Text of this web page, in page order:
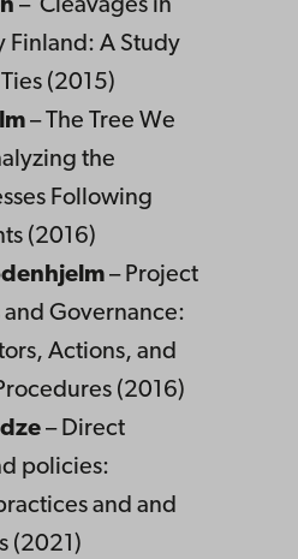
– Cleavages in
Finland: A Study
(2015)
– The Tree We
the
Following
(2016)
– Project
Governance:
Actions, and
(2016)
– Direct
policies:
and and
(2021)